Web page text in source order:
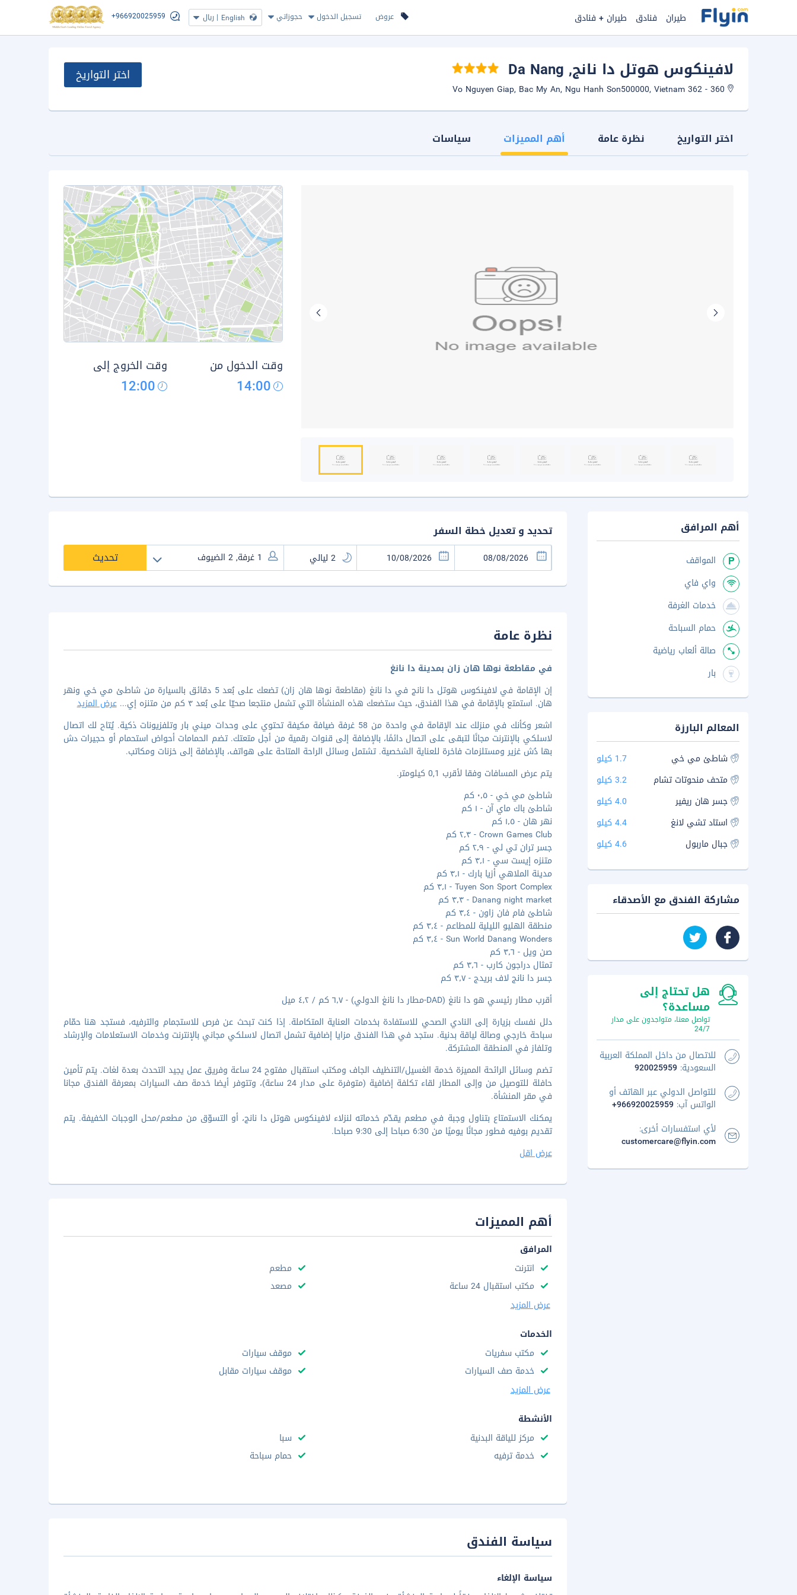
عروض تسجيل الدخول حجوزاتي English
| ريال +966920025959 طيران فنادق طيران + فنادق
لافينكوس هوتل دا نانج, Da Nang اختر التواريخ
اختر التواريخ نظرة عامة أهم المميزات سياسات
وقت الدخول من
14:00
وقت الخروج إلى
12:00
تحديد و تعديل خطة السفر
تحديث
نظرة عامة
في مقاطعة نوها هان زان بمدينة دا نانغ
إن الإقامة في لافينكوس هوتل دا نانج في دا نانغ (مقاطعة نوها هان زان) تضعك على بُعد 5 دقائق بالسيارة من شاطئ مي خي ونهر
هان. استمتع بالإقامة في هذا الفندق، حيث ستضعك هذه المنشأة التي تشمل منتجعا صحيّا على بُعد ٣ كم من متنزه إي
...عرض المزيد
اشعر وكأنك في منزلك عند الإقامة في واحدة من 58 غرفة ضيافة مكيفة تحتوي على وحدات ميني بار وتلفزيونات ذكية. يُتاح لك اتصال
لاسلكي بالإنترنت مجانًا لتبقى على اتصال دائمًا، بالإضافة إلى قنوات رقمية من أجل متعتك. تضم الحمامات أحواض استحمام أو حجيرات دش
بها دُش غزير ومستلزمات فاخرة للعناية الشخصية. تشتمل وسائل الراحة المتاحة على هواتف، بالإضافة إلى خزنات ومكاتب.
يتم عرض المسافات وفقا لأقرب 0,1 كيلومتر.
شاطئ مي خي - ٠٫٥ كم
شاطئ باك ماي آن - ١ كم
نهر هان - ١٫٥ كم
Crown Games Club - ٢٫٣ كم
جسر تران تي لي - ٢٫٩ كم
متنزه إيست سي - ٣٫١ كم
مدينة الملاهي أزيا بارك - ٣٫١ كم
Tuyen Son Sport Complex - ٣٫١ كم
Danang night market - ٣٫٣ كم
شاطئ فام فان زاون - ٣٫٤ كم
منطقة الهليو الليلية للمطاعم - ٣٫٤ كم
Sun World Danang Wonders - ٣٫٤ كم
صن ويل - ٣٫٦ كم
تمثال دراجون كارب - ٣٫٦ كم
جسر دا نانج لاف بريدج - ٣٫٧ كم
أقرب مطار رئيسي هو دا نانغ (DAD-مطار دا نانغ الدولي) - ٦٫٧ كم / ٤٫٢ ميل
دلل نفسك بزيارة إلى النادي الصحي للاستفادة بخدمات العناية المتكاملة. إذا كنت تبحث عن فرص للاستجمام والترفيه، فستجد هنا حمّام
سباحة خارجي وصالة لياقة بدنية. ستجد في هذا الفندق مزايا إضافية تشمل اتصال لاسلكي مجاني بالإنترنت وخدمات الاستعلامات والإرشاد
وتلفاز في المنطقة المشتركة.
تضم وسائل الرائحة المميزة خدمة الغسيل/التنظيف الجاف ومكتب استقبال مفتوح 24 ساعة وفريق عمل يجيد التحدث بعدة لغات. يتم تأمين
حافلة للتوصيل من وإلى المطار لقاء تكلفة إضافية (متوفرة على مدار 24 ساعة)، وتتوفر أيضا خدمة صف السيارات بمعرفة الفندق مجانا
في مقر المنشأة.
يمكنك الاستمتاع بتناول وجبة في مطعم يقدّم خدماته لنزلاء لافينكوس هوتل دا نانج، أو التسوّق من مطعم/محل الوجبات الخفيفة. يتم
تقديم بوفيه فطور مجانًا يوميًا من 6:30 صباحا إلى 9:30 صباحا.
عرض اقل
أهم المميزات
المرافق
انترنت
مطعم
مكتب استقبال 24 ساعة
مصعد
عرض المزيد
الخدمات
مكتب سفريات
موقف سيارات
خدمة صف السيارات
موقف سيارات مقابل
عرض المزيد
الأنشطة
مركز للياقة البدنية
سبا
خدمة ترفيه
حمام سباحة
سياسة الفندق
سياسة الإلغاء
أهم المرافق
المواقف
واي فاي
خدمات الغرفة
حمام السباحة
صالة ألعاب رياضية
بار
المعالم البارزة
شاطئ مي خي
1.7 كيلو
متحف منحوتات تشام
3.2 كيلو
جسر هان ريفير
4.0 كيلو
استاد تشي لانغ
4.4 كيلو
جبال ماربول
4.6 كيلو
مشاركة الفندق مع الأصدقاء
هل تحتاج إلى
مساعدة؟
تواصل معنا، متواجدون على مدار
24/7
للاتصال من داخل المملكة العربية
السعودية: 920025959
للتواصل الدولي عبر الهاتف أو
الواتس آب: +966920025959
لأي استفسارات أخرى:
customercare@flyin.com